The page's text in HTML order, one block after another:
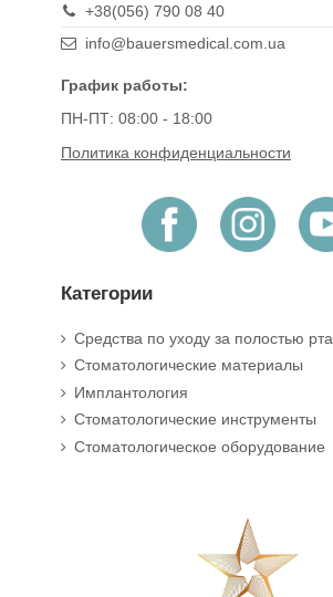
+38(056) 790 08 40
info@bauersmedical.com.ua
График работы:
ПН-ПТ: 08:00 - 18:00
Политика конфиденциальности
Категории
Средства по уходу за полостью рта
Стоматологические материалы
Имплантология
Стоматологические инструменты
Стоматологическое оборудование